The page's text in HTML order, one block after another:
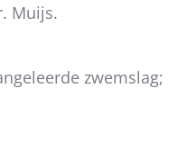
Muijs.
zwemslag;